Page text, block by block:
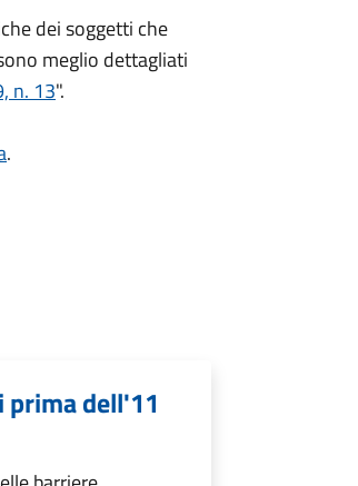
dei soggetti che
meglio dettagliati
n. 13".
.
dell'11